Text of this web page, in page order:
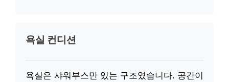
욕실 컨디션
욕실은 샤워부스만 있는 구조였습니다. 공간이